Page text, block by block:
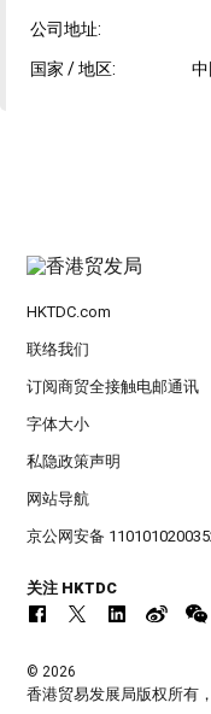
公司地址:
国家 / 地区:
HKTDC.com
联络我们
订阅商贸全接触电邮通讯
字体大小
私隐政策声明
网站导航
京公网安备
关注 HKTDC
© 2026
香港贸易发展局版权所有